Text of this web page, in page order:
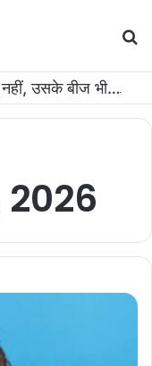
Healthy Eating: सिर्फ लौकी ही नहीं, उसके बीज भी हैं काम के! फायदे मिलेंगे कमाल के!
2026